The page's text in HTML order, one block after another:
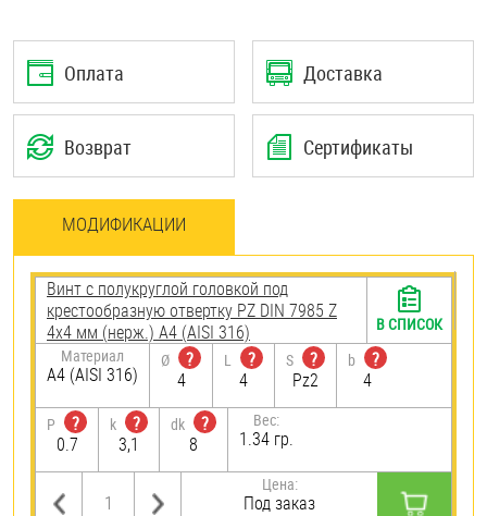
Оплата Доставка
Возврат Сертификаты
МОДИФИКАЦИИ
Винт с полукруглой головкой под
крестообразную отвертку PZ DIN 7985 Z
4х4 мм (нерж.) A4 (AISI 316)
Материал
A4 (AISI 316)
Ø
?
4
L
?
4
S
?
Pz2
b
?
4
P
?
0.7
k
?
3,1
dk
?
8
Вес:
1.34 гр.
Цена:
Под заказ
В СПИСОК